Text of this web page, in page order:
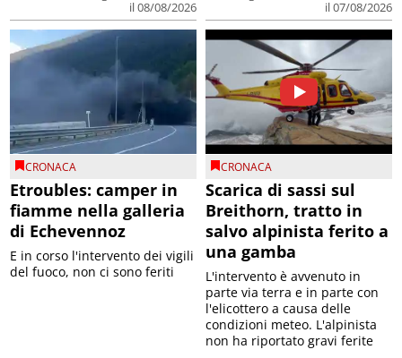
il 08/08/2026
il 07/08/2026
CRONACA
Etroubles: camper in
fiamme nella galleria
di Echevennoz
E in corso l'intervento dei vigili
del fuoco, non ci sono feriti
CRONACA
Scarica di sassi sul
Breithorn, tratto in
salvo alpinista ferito a
una gamba
L'intervento è avvenuto in
parte via terra e in parte con
l'elicottero a causa delle
condizioni meteo. L'alpinista
non ha riportato gravi ferite